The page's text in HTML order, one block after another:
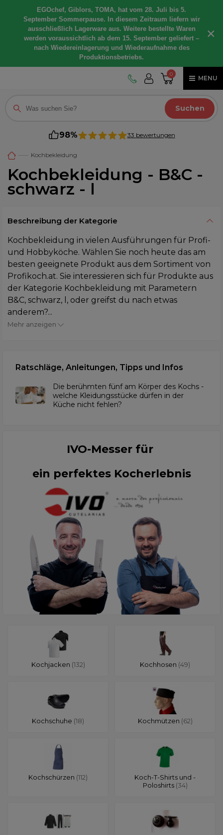
EGOchef, Giblors, TOMA, hat vom 28. Juli bis 5.
September Sommerpause. In diesem Zeitraum liefern wir
ausschließlich Lagerware aus. Weitere bestellte Waren
werden voraussichtlich ab dem 15. September geliefert –
nach Wiedereinlagerung und Wiederaufnahme des
Produktionsbetriebs.
×
0
MENU
Suchen
98% 33 bewertungen
Kochbekleidung
Kochbekleidung - B&C -
schwarz - l
Beschreibung der Kategorie
Kochbekleidung in vielen Ausführungen für Profi-
und Hobbyköche. Wählen Sie noch heute das am
besten geeignete Produkt aus dem Sortiment von
Profikoch.at. Sie interessieren sich für Produkte aus
der Kategorie Kochbekleidung mit Parametern
B&C, schwarz, l, oder greifst du nach etwas
anderem?...
Mehr anzeigen
Ratschläge, Anleitungen, Tipps und Infos
Die berühmten fünf am Körper des Kochs -
welche Kleidungsstücke dürfen in der
Küche nicht fehlen?
IVO-Messer für
ein perfektes Kocherlebnis
Kochjacken (132) Kochhosen (49)
Kochschuhe (18) Kochmützen (62)
Kochschürzen (112)
Koch-T-Shirts und -
Poloshirts (34)